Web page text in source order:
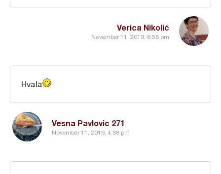
Verica Nikolić
November 11, 2019, 8:58 pm
Vesna Pavlovic 271
November 11, 2019, 4:38 pm
Hvala